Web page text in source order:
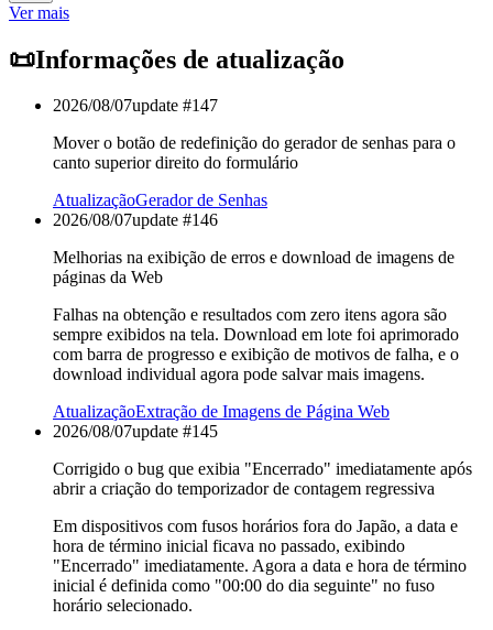
Ver mais
📜Informações de atualização
2026/08/07update #147
Mover o botão de redefinição do gerador de senhas para o
canto superior direito do formulário
AtualizaçãoGerador de Senhas
2026/08/07update #146
Melhorias na exibição de erros e download de imagens de
páginas da Web
Falhas na obtenção e resultados com zero itens agora são
sempre exibidos na tela. Download em lote foi aprimorado
com barra de progresso e exibição de motivos de falha, e o
download individual agora pode salvar mais imagens.
AtualizaçãoExtração de Imagens de Página Web
2026/08/07update #145
Corrigido o bug que exibia "Encerrado" imediatamente após
abrir a criação do temporizador de contagem regressiva
Em dispositivos com fusos horários fora do Japão, a data e
hora de término inicial ficava no passado, exibindo
"Encerrado" imediatamente. Agora a data e hora de término
inicial é definida como "00:00 do dia seguinte" no fuso
horário selecionado.